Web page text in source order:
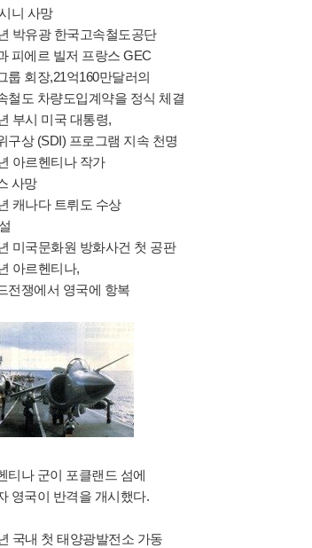
니 사망
박유광 한국고속철도공단
피에르 빌저 프랑스 GEC
룹 회장,21억160만달러의
철도 차량도입계약을 정식 체결
부시 미국 대통령,
구상 (SDI) 프로그램 지속 천명
아르헨티나 작가
사망
캐나다 트뤼도 수상
미국문화원 방화사건 첫 공판
아르헨티나,
전쟁에서 영국에 항복
티나 군이 포클랜드 섬에
영국이 반격을 개시했다.
국내 첫 태양광발전소 가동